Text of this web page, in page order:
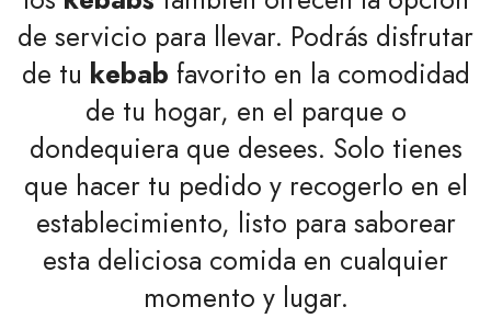
de servicio para llevar. Podrás disfrutar
de tu kebab favorito en la comodidad
de tu hogar, en el parque o
dondequiera que desees. Solo tienes
que hacer tu pedido y recogerlo en el
establecimiento, listo para saborear
esta deliciosa comida en cualquier
momento y lugar.